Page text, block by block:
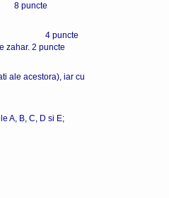
4 puncte
zahar. 2 puncte
ale acestora), iar cu
A, B, C, D si E;